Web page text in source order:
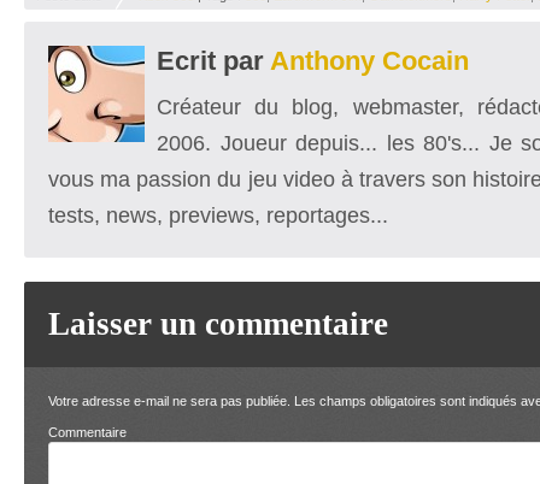
Ecrit par Anthony Cocain
Créateur du blog, webmaster,
2006. Joueur depuis... les 80's... Je
vous ma passion du jeu video à travers son
tests, news, previews, reportages...
Laisser un commentaire
Votre adresse e-mail ne sera pas publiée. Les champs obligatoires sont indiqués